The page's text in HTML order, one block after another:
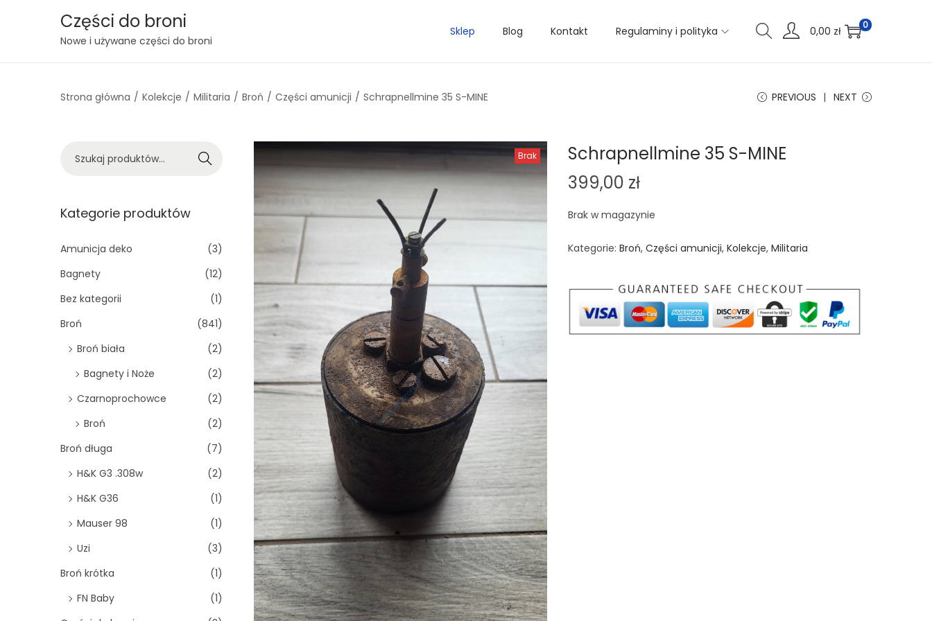
S
p
i
a
t
i
n
S
p
t
n
t
Części do broni
Nowe i używane części do broni
Sklep Blog Kontakt Regulaminy i polityka 0,00 zł 0
Strona główna / Kolekcje / Militaria / Broń / Części amunicji / Schrapnellmine 35 S-MINE PREVIOUS NEXT
Brak
Schrapnellmine 35 S-MINE
399,00 zł
Brak w magazynie
Kategorie: Broń, Części amunicji, Kolekcje, Militaria
k
j
:
Szukaj
Kategorie produktów
Amunicja deko
(3)
Bagnety
(12)
Bez kategorii
(1)
Broń
(841)
Broń biała
(2)
Bagnety i Noże
(2)
Czarnoprochowce
(2)
Broń
(2)
Broń długa
(7)
H&K G3 .308w
(2)
H&K G36
(1)
Mauser 98
(1)
Uzi
(3)
Broń krótka
(1)
FN Baby
(1)